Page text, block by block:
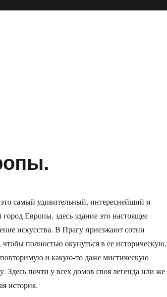
самый удивительный, интереснейший и
Европы, здесь здание это настоящее
искусства. В Прагу приезжают сотни
чтобы полностью окунуться в ее
и какую-то даже мистическую
Здесь почти у всех домов своя легенда или же
история.